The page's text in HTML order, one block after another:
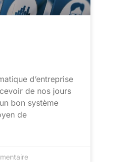
d’entreprise
de nos jours
bon système
de